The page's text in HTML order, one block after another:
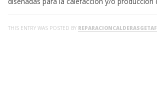
THIS ENTRY WAS POSTED BY